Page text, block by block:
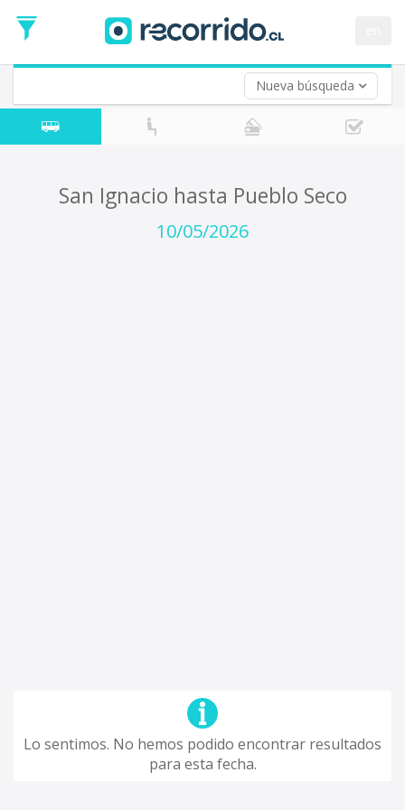
Nueva búsqueda
de
Ida
Vuelta (opcional)
Fecha
de
San Ignacio hasta Pueblo Seco
10/05/2026
Lo sentimos. No hemos podido encontrar resultados
para esta fecha.